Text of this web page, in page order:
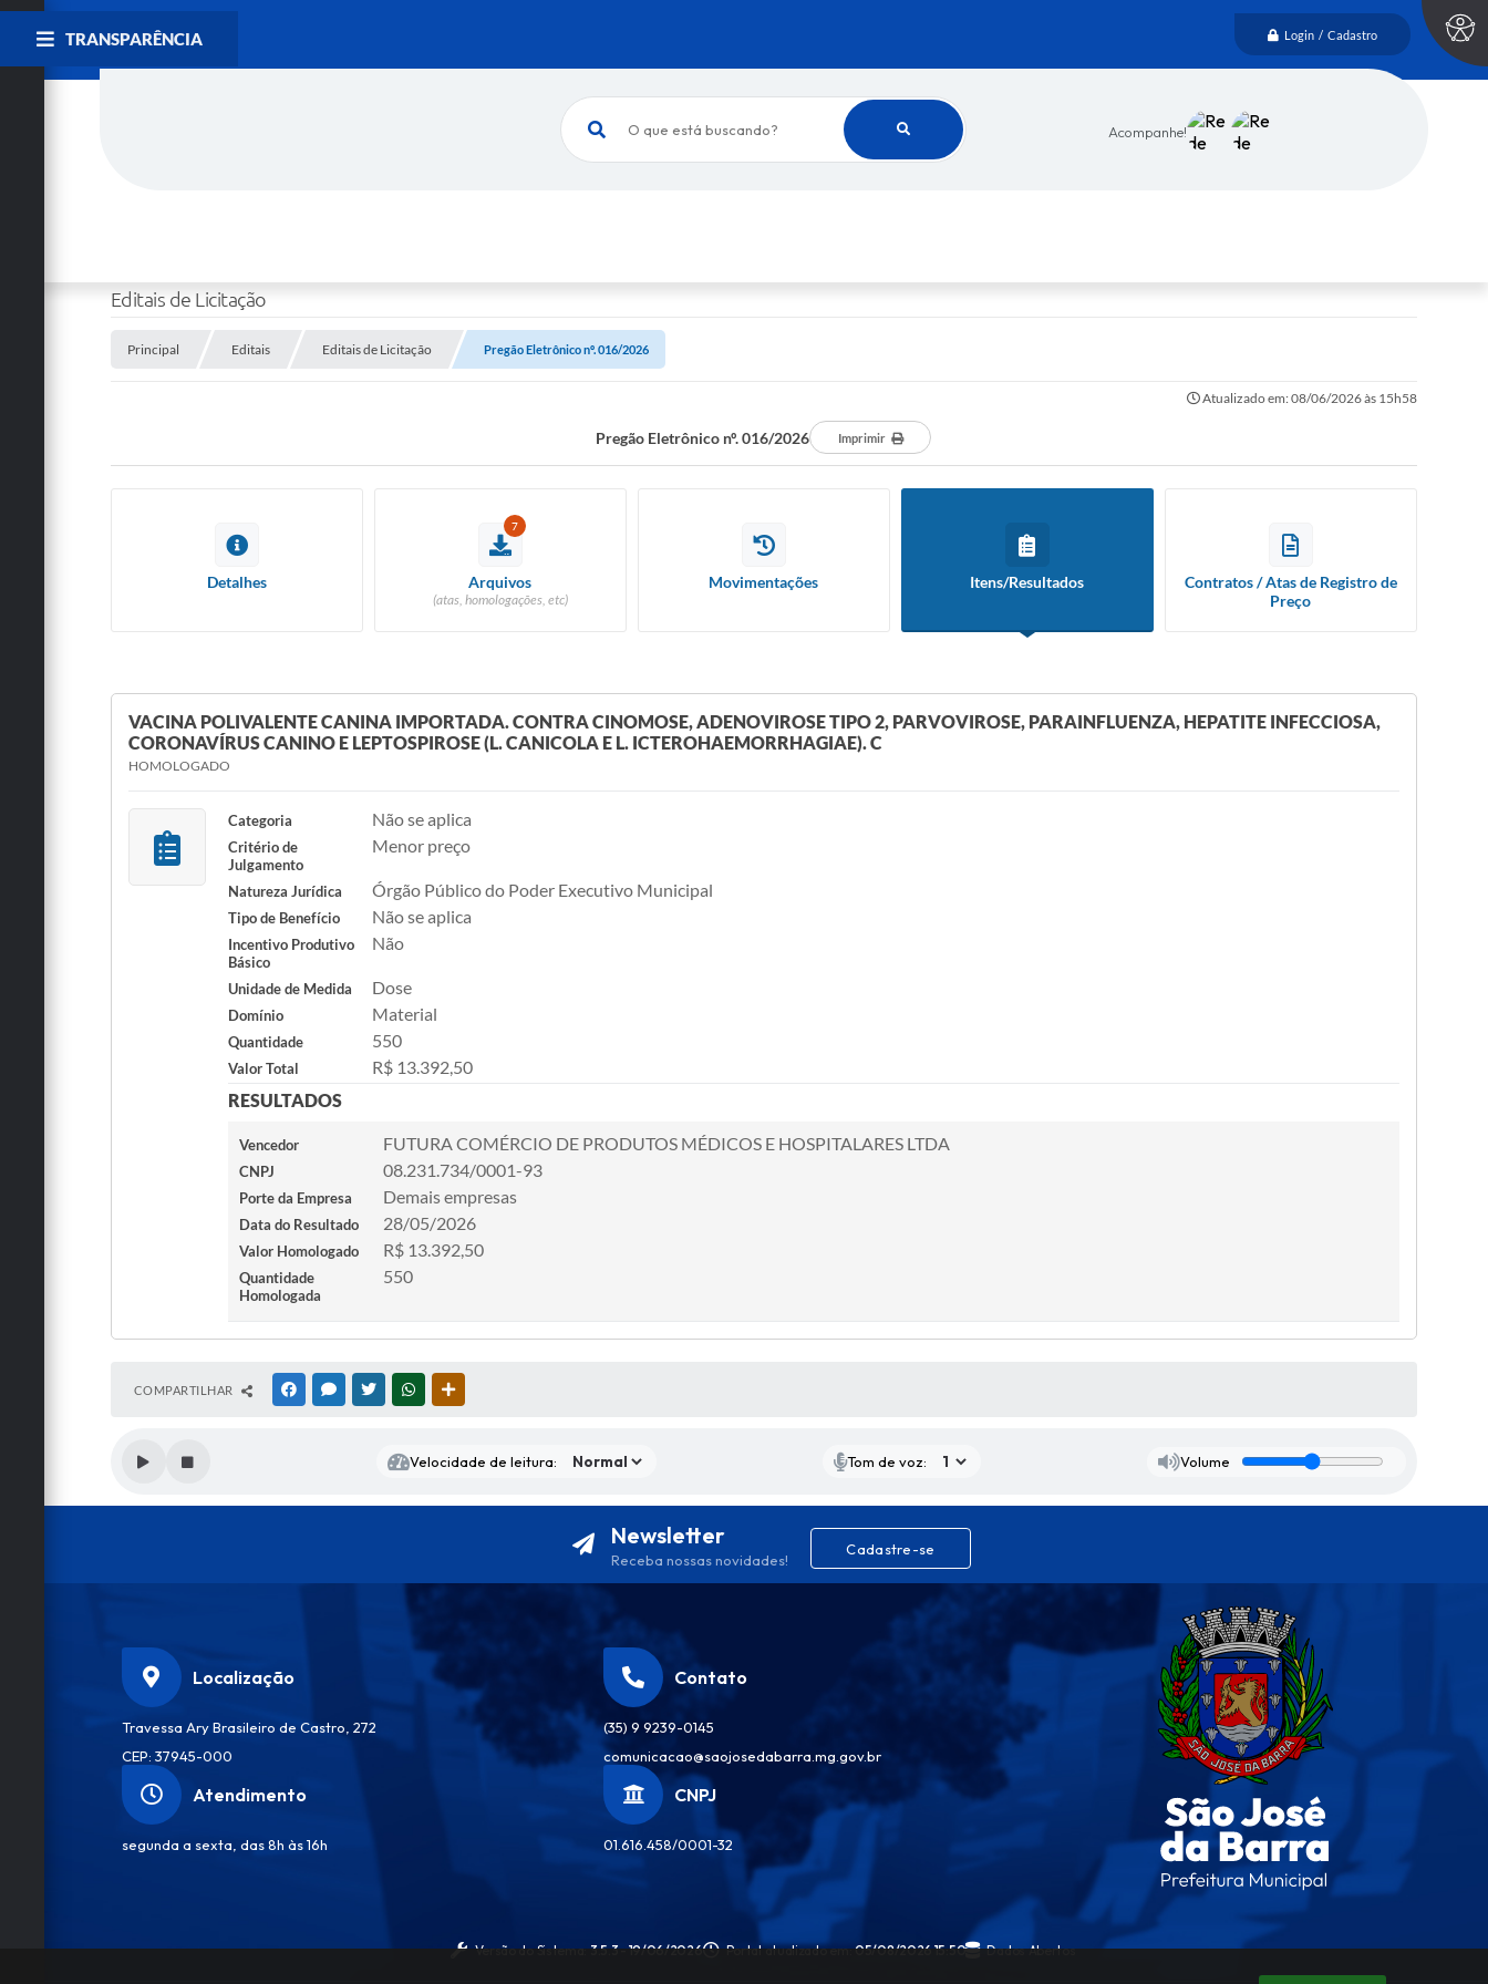
Login / Cadastro
O que está buscando? Acompanhe!
TRANSPARÊNCIA
Editais de Licitação
Principal Editais Editais de Licitação Pregão Eletrônico nº. 016/2026
Atualizado em: 08/06/2026 às 15h58
Pregão Eletrônico nº. 016/2026 Imprimir
Detalhes
7
Arquivos
(atas, homologações, etc)
Movimentações Itens/Resultados
Contratos / Atas de Registro de
Preço
VACINA POLIVALENTE CANINA IMPORTADA. CONTRA CINOMOSE, ADENOVIROSE TIPO 2, PARVOVIROSE, PARAINFLUENZA, HEPATITE INFECCIOSA,
CORONAVÍRUS CANINO E LEPTOSPIROSE (L. CANICOLA E L. ICTEROHAEMORRHAGIAE). C
HOMOLOGADO
Categoria Não se aplica
Critério de
Julgamento
Menor preço
Natureza Jurídica Órgão Público do Poder Executivo Municipal
Tipo de Benefício Não se aplica
Incentivo Produtivo
Básico
Não
Unidade de Medida Dose
Domínio Material
Quantidade 550
Valor Total
R$ 13.392,50
RESULTADOS
Vencedor FUTURA COMÉRCIO DE PRODUTOS MÉDICOS E HOSPITALARES LTDA
CNPJ 08.231.734/0001-93
Porte da Empresa Demais empresas
Data do Resultado 28/05/2026
Valor Homologado R$ 13.392,50
Quantidade
Homologada
550
COMPARTILHAR FACEBOOKMESSENGER
TWITTERWHATSAPP
Velocidade de leitura: Tom de voz: Volume
Newsletter
Receba nossas novidades!
Cadastre-se
Localização
Travessa Ary Brasileiro de Castro, 272
CEP: 37945-000
Contato
(35) 9 9239-0145
comunicacao@saojosedabarra.mg.gov.br
Atendimento
segunda a sexta, das 8h às 16h
CNPJ
01.616.458/0001-32
Versão do Sistema:3.5.3 - 19/06/2026 Portal atualizado em:05/08/2026 15:50 Dados Abertos